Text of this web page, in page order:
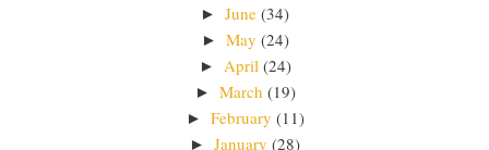
► June (34)
► May (24)
► April (24)
► March (19)
► February (11)
► January (28)